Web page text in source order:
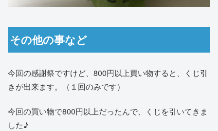
その他の事など
今回の感謝祭ですけど、800円以上買い物すると、くじ引
きが出来ます。（１回のみです）
今回の買い物で800円以上だったんで、くじを引いてきま
した♪